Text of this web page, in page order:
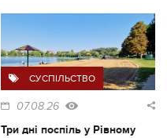
СУСПІЛЬСТВО
07.08.26
Три дні поспіль у Рівному